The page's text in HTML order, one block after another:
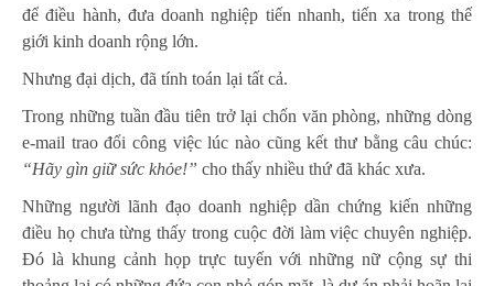
để điều hành, đưa doanh nghiệp tiến nhanh, tiến xa trong thế
giới kinh doanh rộng lớn.
Nhưng đại dịch, đã tính toán lại tất cả.
Trong những tuần đầu tiên trở lại chốn văn phòng, những dòng
e-mail trao đổi công việc lúc nào cũng kết thư bằng câu chúc:
“Hãy gìn giữ sức khỏe!” cho thấy nhiều thứ đã khác xưa.
Những người lãnh đạo doanh nghiệp dần chứng kiến những
điều họ chưa từng thấy trong cuộc đời làm việc chuyên nghiệp.
Đó là khung cảnh họp trực tuyến với những nữ cộng sự thi